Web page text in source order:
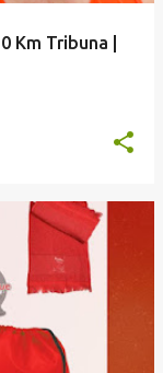
Km Tribuna |